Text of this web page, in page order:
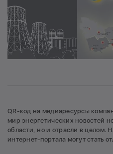
QR-код на медиаресурсы
мир энергетических новостей
области, но и отрасли в целом.
интернет-портала могут стать